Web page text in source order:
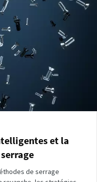
et la
de serrage